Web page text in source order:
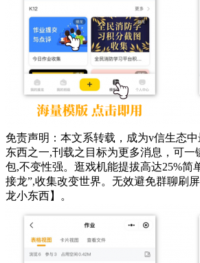
免责声明：本文系转载，成为v信生态
东西之一,刊载之目标为更多消息，可一
包,不变性强。逛戏机能提拔高达25%简
接龙”,收集改变世界。无效避免群聊刷
龙小东西】。